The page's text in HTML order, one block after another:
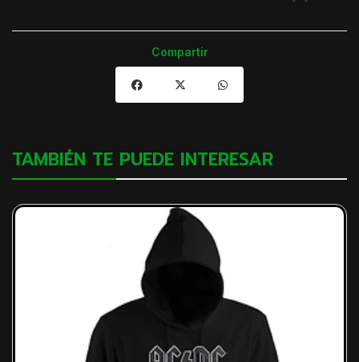
Compartir
TAMBIÉN TE PUEDE INTERESAR